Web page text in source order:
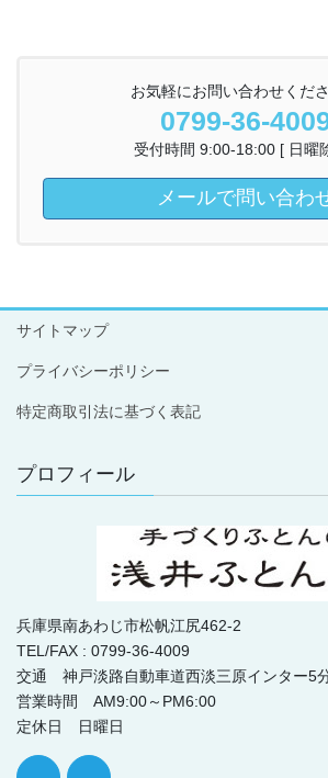
お気軽にお問い合わせくださ
0799-36-
受付時間 9:00-18:00 [ 日曜
メールで問い合わ
サイトマップ
プライバシーポリシー
特定商取引法に基づく表記
プロフィール
兵庫県南あわじ市松帆江尻462-2
TEL/FAX : 0799-36-4009
交通 神戸淡路自動車道西淡三原インター5
営業時間 AM9:00～PM6:00
定休日 日曜日